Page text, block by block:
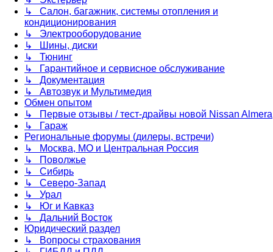
↳ Салон, багажник, системы отопления и
кондиционирования
↳ Электрооборудование
↳ Шины, диски
↳ Тюнинг
↳ Гарантийное и сервисное обслуживание
↳ Документация
↳ Автозвук и Мультимедия
Обмен опытом
↳ Первые отзывы / тест-драйвы новой Nissan Almera
↳ Гараж
Региональные форумы (дилеры, встречи)
↳ Москва, МО и Центральная Россия
↳ Поволжье
↳ Сибирь
↳ Северо-Запад
↳ Урал
↳ Юг и Кавказ
↳ Дальний Восток
Юридический раздел
↳ Вопросы страхования